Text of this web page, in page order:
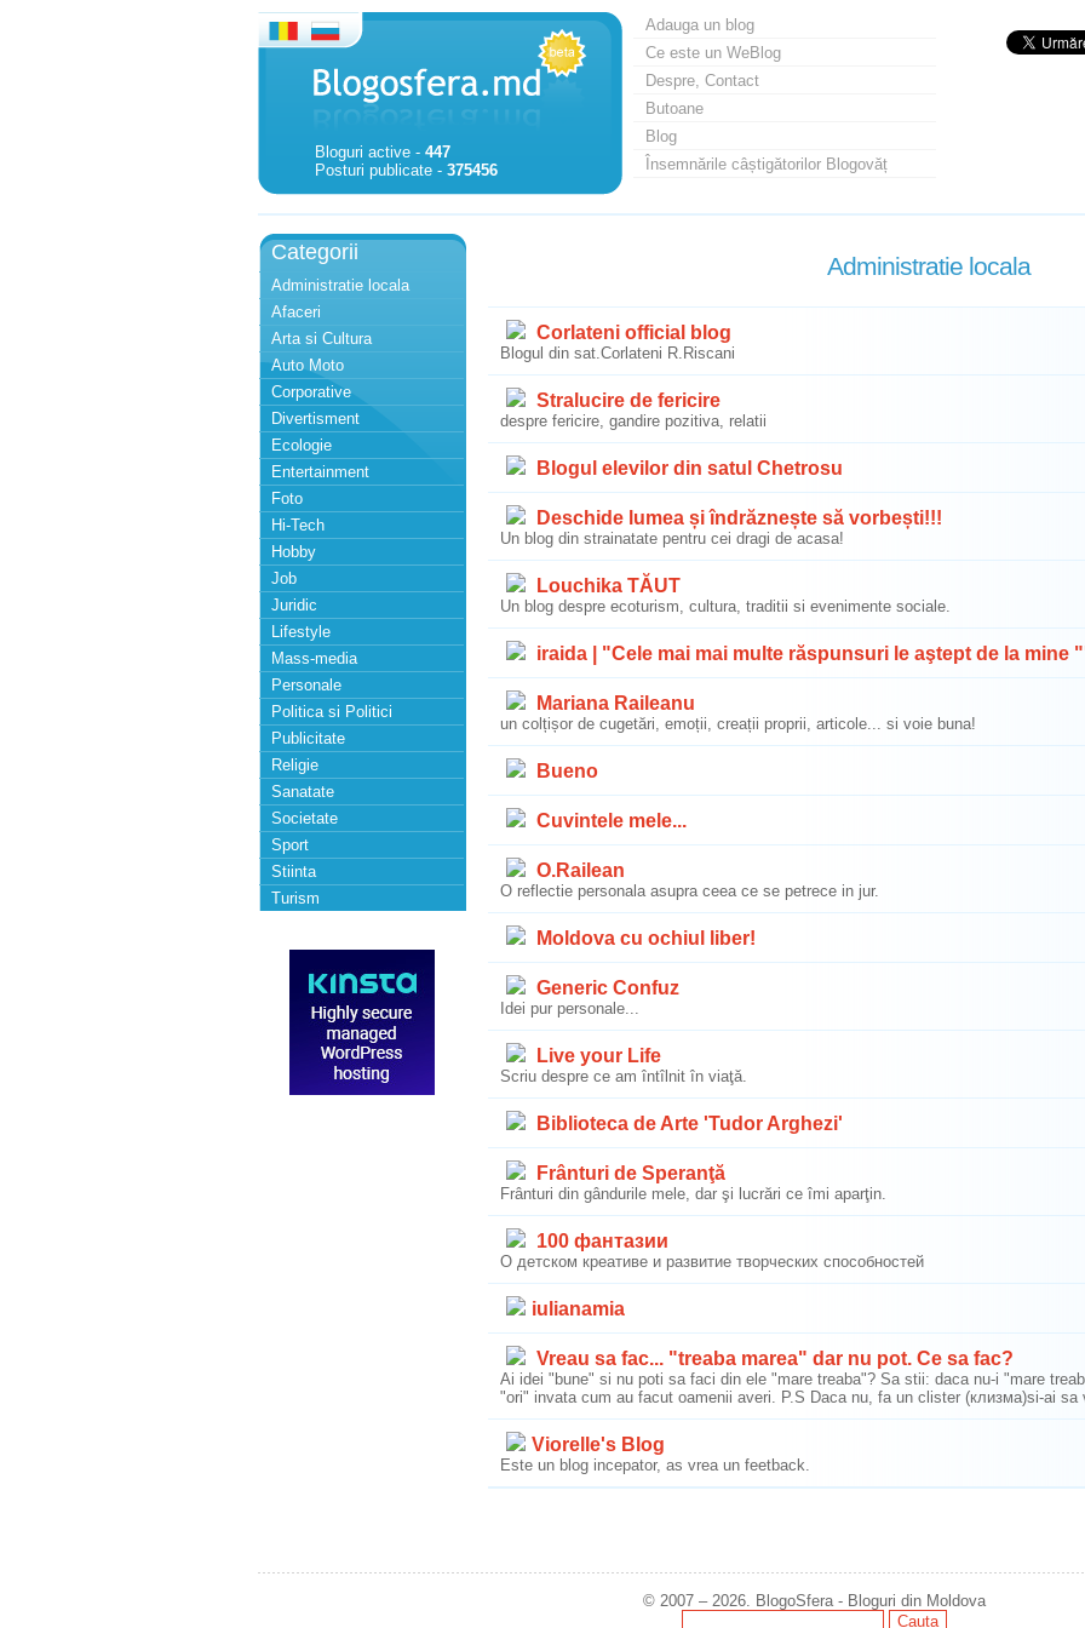
Bloguri active - 447
Posturi publicate - 375456
Adauga un blog
Ce este un WeBlog
Despre, Contact
Butoane
Blog
Însemnările câștigătorilor Blogovăț
Categorii
Administratie locala
Afaceri
Arta si Cultura
Auto Moto
Corporative
Divertisment
Ecologie
Entertainment
Foto
Hi-Tech
Hobby
Job
Juridic
Lifestyle
Mass-media
Personale
Politica si Politici
Publicitate
Religie
Sanatate
Societate
Sport
Stiinta
Turism
Administratie locala
Corlateni official blog
Blogul din sat.Corlateni R.Riscani
Stralucire de fericire
despre fericire, gandire pozitiva, relatii
Blogul elevilor din satul Chetrosu
Deschide lumea și îndrăznește să vorbești!!!
Un blog din strainatate pentru cei dragi de acasa!
Louchika TĂUT
Un blog despre ecoturism, cultura, traditii si evenimente sociale.
iraida | "Cele mai mai multe răspunsuri le aştept de la mine
Mariana Raileanu
un colțișor de cugetări, emoții, creații proprii, articole... si voie buna!
Bueno
Cuvintele mele...
O.Railean
O reflectie personala asupra ceea ce se petrece in jur.
Moldova cu ochiul liber!
Generic Confuz
Idei pur personale...
Live your Life
Scriu despre ce am întîlnit în viaţă.
Biblioteca de Arte 'Tudor Arghezi'
Frânturi de Speranţă
Frânturi din gândurile mele, dar şi lucrări ce îmi aparţin.
100 фантазии
О детском креативе и развитие творческих способностей
iulianamia
Vreau sa fac... "treaba marea" dar nu pot. Ce sa fac?
Ai idei "bune" si nu poti sa faci din ele "mare treaba"? Sa stii: daca nu-i "mare
"ori" invata cum au facut oamenii averi. P.S Daca nu, fa un clister (клизма)si-ai
Viorelle's Blog
Este un blog incepator, as vrea un feetback.
© 2007 – 2026. BlogoSfera - Bloguri din Moldova